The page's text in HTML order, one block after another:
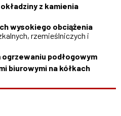
z kamienia
wysokiego obciążenia
rzemieślniczych i
podłogowym
biurowymi na kółkach